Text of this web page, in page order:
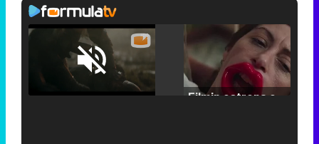
Unmute /
Loaded:
25.30%